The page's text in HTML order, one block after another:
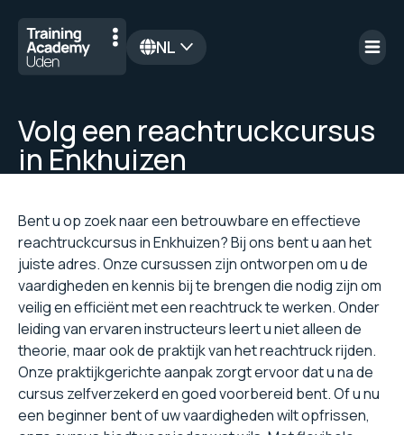
NL
Volg een reachtruckcursus
in Enkhuizen
Bent u op zoek naar een betrouwbare en effectieve
reachtruckcursus in Enkhuizen? Bij ons bent u aan het
juiste adres. Onze cursussen zijn ontworpen om u de
vaardigheden en kennis bij te brengen die nodig zijn om
veilig en efficiënt met een reachtruck te werken. Onder
leiding van ervaren instructeurs leert u niet alleen de
theorie, maar ook de praktijk van het reachtruck rijden.
Onze praktijkgerichte aanpak zorgt ervoor dat u na de
cursus zelfverzekerd en goed voorbereid bent. Of u nu
een beginner bent of uw vaardigheden wilt opfrissen,